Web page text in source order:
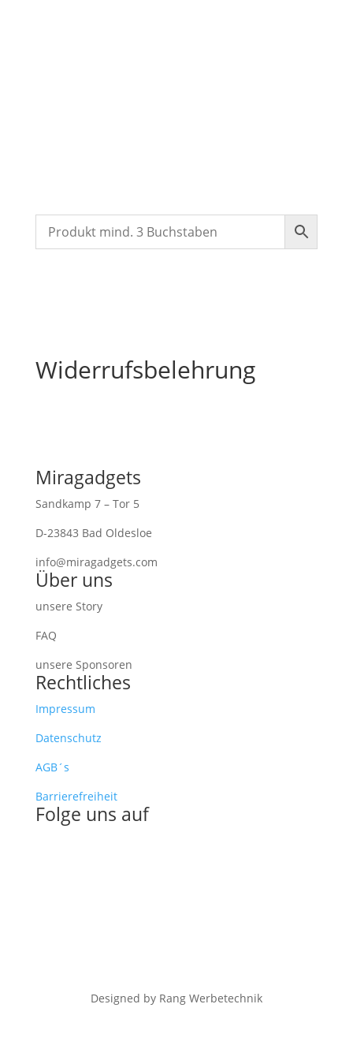
Widerrufsbelehrung
Miragadgets
Sandkamp 7 – Tor 5
D-23843 Bad Oldesloe
info@miragadgets.com
Über uns
unsere Story
FAQ
unsere Sponsoren
Rechtliches
Impressum
Datenschutz
AGB´s
Barrierefreiheit
Folge uns auf
Designed by Rang Werbetechnik